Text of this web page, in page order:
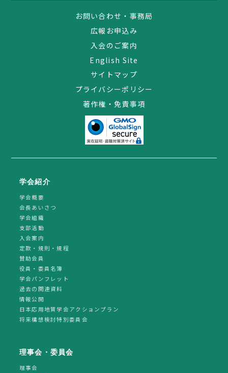
お問い合わせ・事務局
広報お申込み
入会のご案内
English Site
サイトマップ
プライバシーポリシー
著作権・免責事項
学会紹介
学会概要
会長あいさつ
学会組織
支部活動
入会案内
定款・規則・規程
賛助会員
役員・委員名簿
学会パンフレット
過去の関連資料
情報公開
日本応用地質学会アクションプラン
将来構想検討特別委員会
理事会・委員会
理事会